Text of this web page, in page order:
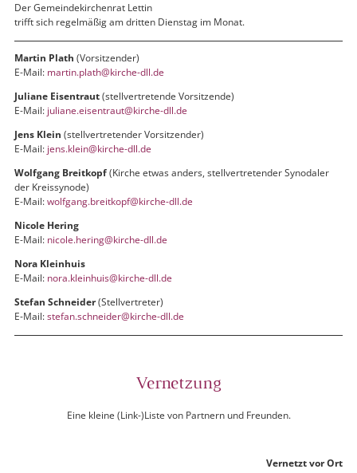
Der Gemeindekirchenrat Lettin
trifft sich regelmäßig am dritten Dienstag im Monat.
Martin Plath (Vorsitzender)
E-Mail: martin.plath@kirche-dll.de
Juliane Eisentraut(stellvertretende Vorsitzende)
E-Mail: juliane.eisentraut@kirche-dll.de
Jens Klein (stellvertretender Vorsitzender)
E-Mail: jens.klein@kirche-dll.de
Wolfgang Breitkopf(Kirche etwas anders, stellvertretender Synodaler
der Kreissynode)
E-Mail:wolfgang.breitkopf@kirche-dll.de
Nicole Hering
E-Mail: nicole.hering@kirche-dll.de
Nora Kleinhuis
E-Mail: nora.kleinhuis@kirche-dll.de
Stefan Schneider(Stellvertreter)
E-Mail:stefan.schneider@kirche-dll.de
Vernetzung
Eine kleine (Link-)Liste von Partnern und Freunden.
Vernetzt vor Ort